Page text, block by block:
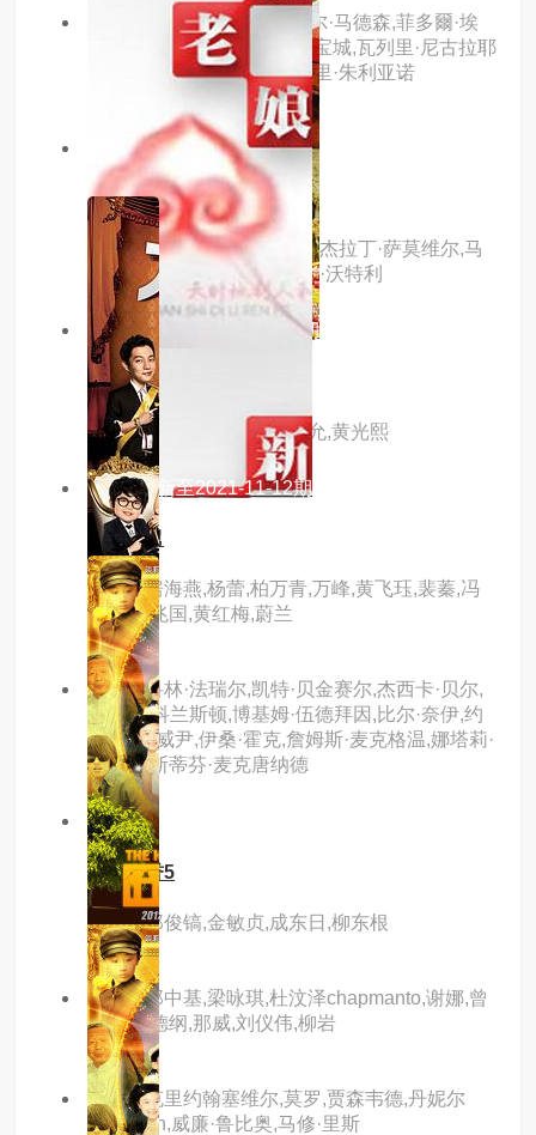
主演：鲁特格尔·哈尔,迈克尔·马德森,菲多爾·埃
密利亞恩寇,帕维·德朗柯,金宝城,瓦列里·尼古拉耶
夫,谢尔盖·巴可夫斯基,杰弗里·朱利亚诺
7.0分 已完结
乔治·詹特利探案第五季
主演：马丁·肖,李·恩格里比,杰拉丁·萨莫维尔,马
克·加蒂斯,戴安娜·奎克,凯文·沃特利
9.0分 更新至第20240313期
黄金渔场
主演：姜虎东,李寿根,刘世允,黄光熙
4.0分 更新至2021-11-12期
新老娘舅
主演：房海燕,杨蕾,柏万青,万峰,黄飞珏,裴蓁,冯
红梅,张兆国,黄红梅,蔚兰
主演：科林·法瑞尔,凯特·贝金赛尔,杰西卡·贝尔,
布莱恩·科兰斯顿,博基姆·伍德拜因,比尔·奈伊,约
翰·赵,李威尹,伊桑·霍克,詹姆斯·麦克格温,娜塔莉·
林斯卡,斯蒂芬·麦克唐纳德
6.0分 hd
家族荣誉5
主演：郑俊镐,金敏贞,成东日,柳东根
主演：郑中基,梁咏琪,杜汶泽chapmanto,谢娜,曾
志伟,郭德纲,那威,刘仪伟,柳岩
主演：克里约翰塞维尔,莫罗,贾森韦德,丹妮尔
chuchran,威廉·鲁比奥,马修·里斯